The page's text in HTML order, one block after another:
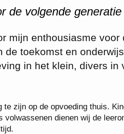
de volgende generatie
mijn enthousiasme voor
de toekomst en
in het klein, divers in
zijn op de opvoeding thuis.
dienen wij de